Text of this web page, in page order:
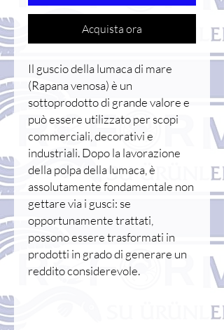
Acquista ora
Il guscio della lumaca di mare
(Rapana venosa) è un
sottoprodotto di grande valore e
può essere utilizzato per scopi
commerciali, decorativi e
industriali. Dopo la lavorazione
della polpa della lumaca, è
assolutamente fondamentale non
gettare via i gusci: se
opportunamente trattati,
possono essere trasformati in
prodotti in grado di generare un
reddito considerevole.